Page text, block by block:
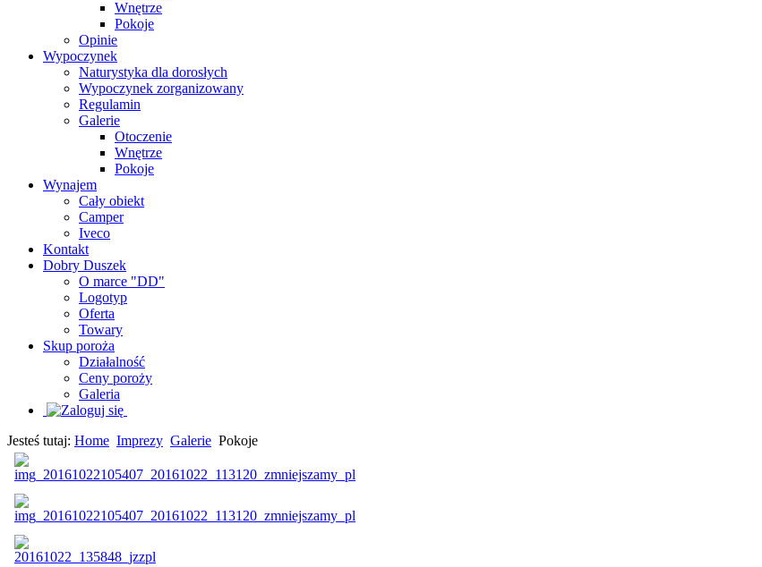
Wnętrze
Pokoje
Opinie
Wypoczynek
Naturystyka dla dorosłych
Wypoczynek zorganizowany
Regulamin
Galerie
Otoczenie
Wnętrze
Pokoje
Wynajem
Cały obiekt
Camper
Iveco
Kontakt
Dobry Duszek
O marce "DD"
Logotyp
Oferta
Towary
Skup poroża
Działalność
Ceny poroży
Galeria
Jesteś tutaj: Home Imprezy Galerie Pokoje